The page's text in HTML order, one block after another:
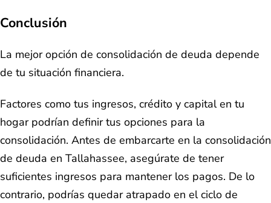
Conclusión
La mejor opción de consolidación de deuda depende
de tu situación financiera.
Factores como tus ingresos, crédito y capital en tu
hogar podrían definir tus opciones para la
consolidación. Antes de embarcarte en la consolidación
de deuda en Tallahassee, asegúrate de tener
suficientes ingresos para mantener los pagos. De lo
contrario, podrías quedar atrapado en el ciclo de